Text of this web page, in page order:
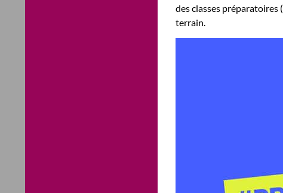
des classes préparatoires (
terrain.